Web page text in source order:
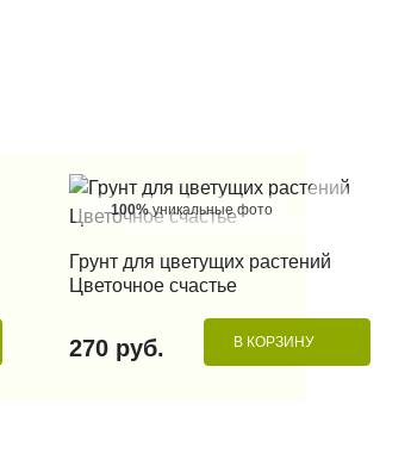
100%уникальные фото
КУПИТЬ В 1 КЛИК
Грунт для цветущих растений
Цветочное счастье
270 руб. В КОРЗИНУ